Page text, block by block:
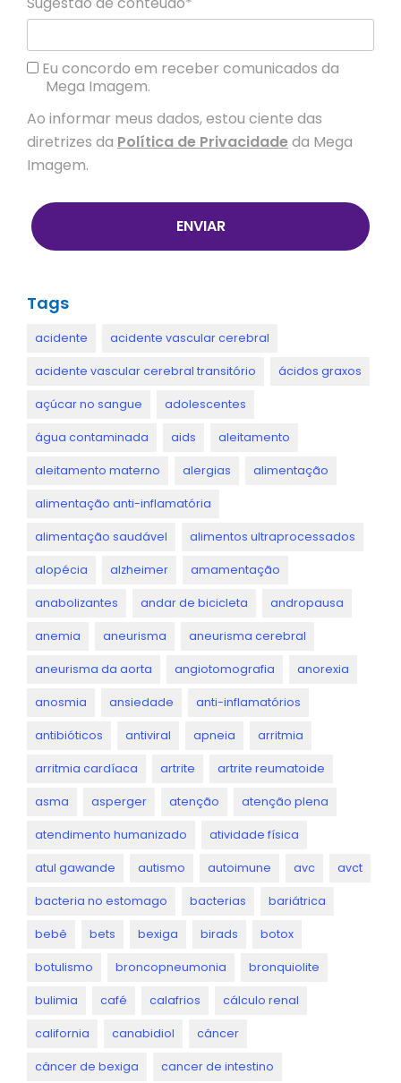
Eu concordo em receber comunicados da
Mega Imagem.
Ao informar meus dados, estou ciente das
diretrizes da Política de Privacidadeda Mega
Imagem.
ENVIAR
Tags
acidente acidente vascular cerebral
acidente vascular cerebral transitório ácidos graxos
açúcar no sangue adolescentes
água contaminada aids aleitamento
aleitamento materno alergias alimentação
alimentação anti-inflamatória
alimentação saudável alimentos ultraprocessados
alopécia alzheimer amamentação
anabolizantes andar de bicicleta andropausa
anemia aneurisma aneurisma cerebral
aneurisma da aorta angiotomografia anorexia
anosmia ansiedade anti-inflamatórios
antibióticos antiviral apneia arritmia
arritmia cardíaca artrite artrite reumatoide
asma asperger atenção atenção plena
atendimento humanizado atividade física
atul gawande autismo autoimune avc avct
bacteria no estomago bacterias bariátrica
bebê bets bexiga birads botox
botulismo broncopneumonia bronquiolite
bulimia café calafrios cálculo renal
california canabidiol câncer
câncer de bexiga cancer de intestino